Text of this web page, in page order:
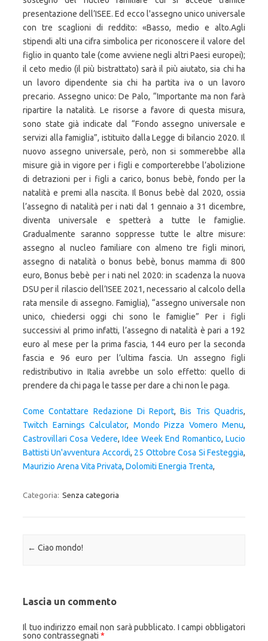
presentazione dell’ISEE. Ed ecco l'assegno unico universale
con tre scaglioni di reddito: «Basso, medio e alto.Agli
stipendi alti una cifra simbolica per riconoscere il valore del
figlio in quanto tale (come avviene negli altri Paesi europei);
il ceto medio (il più bistrattato) sarà il più aiutato, sia chi ha
un lavoro dipendente sia chi ha partita iva o un lavoro
precario. Assegno unico: De Palo, “Importante ma non farà
ripartire la natalità. Le risorse a favore di questa misura,
sono state già indicate dal “Fondo assegno universale e
servizi alla famiglia”, istituito dalla Legge di bilancio 2020. Il
nuovo assegno universale, però, non si sommerebbe alla
misure già in vigore per i figli e comporterebbe l’abolizione
di detrazioni per i figli a carico, bonus bebè, fondo per la
natalità e premi alla nascita. Il Bonus bebè dal 2020, ossia
l’assegno di natalità per i nati dal 1 gennaio a 31 dicembre,
diventa universale e spetterà a tutte le famiglie.
Gradualmente saranno soppresse tutte le altre misure:
assegno al nucleo familiare con almeno tre figli minori,
assegno di natalità o bonus bebè, bonus mamma di 800
euro, Bonus bebè per i nati nel 2020: in scadenza la nuova
DSU per il rilascio dell’ISEE 2021, necessario al calcolo della
rata mensile di assegno. Famiglia), “assegno universale non
unico, chiedersi oggi chi sono le famiglie” Per i figli
successivi al primo infatti, l’assegno di natalità è pari a 192
euro al mese per la prima fascia, 144 euro per la seconda
fascia e 96 euro per l’ultima fascia. Un assegno figli
redistributivo in Italia avrebbe un solo effetto: quello di
prendere da chi paga le tasse per dare a chi non le paga.
Come Contattare Redazione Di Report,Bis Tris Quadris,
Twitch Earnings Calculator, Mondo Pizza Vomero Menu,
Castrovillari Cosa Vedere,Idee Week End Romantico,Lucio
Battisti Un'avventura Accordi, 25 Ottobre Cosa Si Festeggia,
Maurizio Arena Vita Privata, Dolomiti Energia Trenta,
Categoria: Senza categoria
Navigazione articolo
← Ciao mondo!
Lascia un commento
Il tuo indirizzo email non sarà pubblicato. I campi obbligatori
sono contrassegnati *